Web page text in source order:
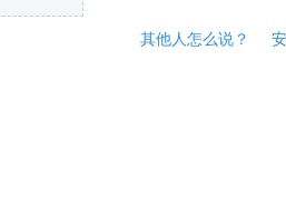
其他人怎么说？